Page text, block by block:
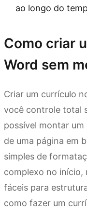
ao longo do
Como criar
Word sem
Criar um currículo
você controle total
possível montar
de uma página em
simples de
complexo no início,
fáceis para
como fazer um